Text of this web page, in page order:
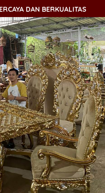
DAN BERKUALITAS